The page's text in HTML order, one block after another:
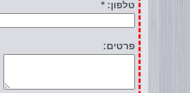
טלפון: *
פרטים: